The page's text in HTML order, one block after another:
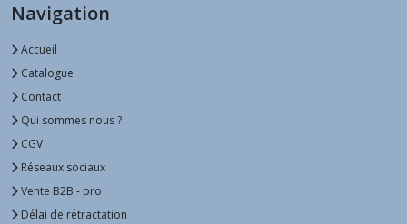
Navigation
Accueil
Catalogue
Contact
Qui sommes nous ?
CGV
Réseaux sociaux
Vente B2B - pro
Délai de rétractation